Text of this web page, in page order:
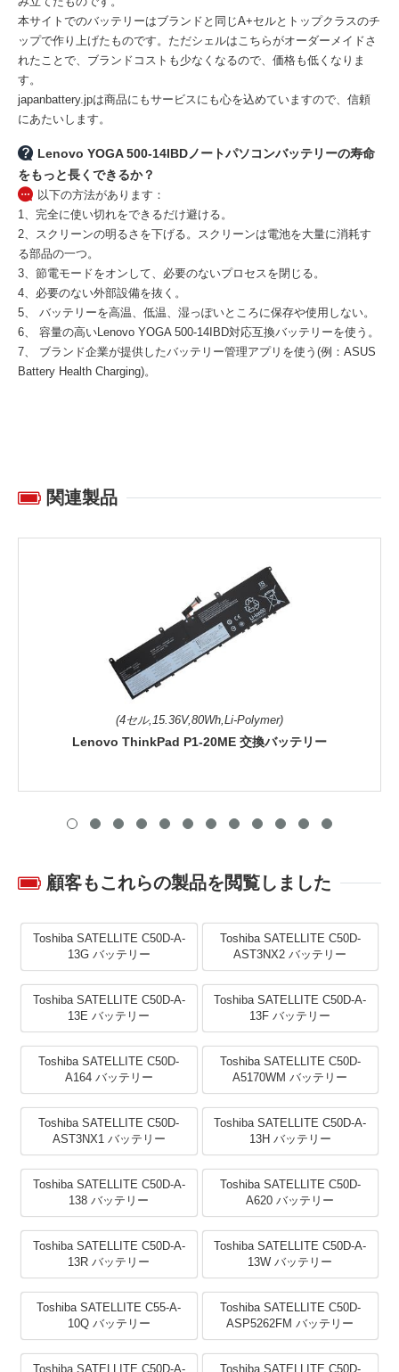
本サイトでのバッテリーはブランドと同じA+セルとトップクラスのチ
ップで作り上げたものです。ただシェルはこちらがオーダーメイドさ
れたことで、ブランドコストも少なくなるので、価格も低くなりま
す。
japanbattery.jpは商品にもサービスにも心を込めていますので、信頼
にあたいします。
Lenovo YOGA 500-14IBDノートパソコンバッテリーの寿命
をもっと長くできるか？
以下の方法があります：
1、完全に使い切れをできるだけ避ける。
2、スクリーンの明るさを下げる。スクリーンは電池を大量に消耗す
る部品の一つ。
3、節電モードをオンして、必要のないプロセスを閉じる。
4、必要のない外部設備を抜く。
5、 バッテリーを高温、低温、湿っぽいところに保存や使用しない。
6、 容量の高いLenovo YOGA 500-14IBD対応互換バッテリーを使う。
7、 ブランド企業が提供したバッテリー管理アプリを使う(例：ASUS
Battery Health Charging)。
関連製品
(4セル,15.36V,80Wh,Li-Polymer)
Lenovo ThinkPad P1-20ME 交換バッテリー
顧客もこれらの製品を閲覧しました
Toshiba SATELLITE C50D-A-
13G バッテリー
Toshiba SATELLITE C50D-
AST3NX2 バッテリー
Toshiba SATELLITE C50D-A-
13E バッテリー
Toshiba SATELLITE C50D-A-
13F バッテリー
Toshiba SATELLITE C50D-
A164 バッテリー
Toshiba SATELLITE C50D-
A5170WM バッテリー
Toshiba SATELLITE C50D-
AST3NX1 バッテリー
Toshiba SATELLITE C50D-A-
13H バッテリー
Toshiba SATELLITE C50D-A-
138 バッテリー
Toshiba SATELLITE C50D-
A620 バッテリー
Toshiba SATELLITE C50D-A-
13R バッテリー
Toshiba SATELLITE C50D-A-
13W バッテリー
Toshiba SATELLITE C55-A-
10Q バッテリー
Toshiba SATELLITE C50D-
ASP5262FM バッテリー
Toshiba SATELLITE C50D-A-
Toshiba SATELLITE C50D-